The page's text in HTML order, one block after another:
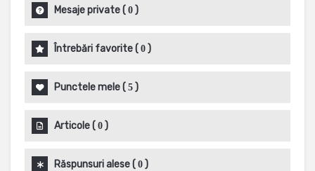
Mesaje private( 0 )
Întrebări favorite( 0 )
Punctele mele( 5 )
Articole( 0 )
Răspunsuri alese( 0 )